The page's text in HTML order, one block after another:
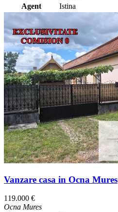
Agent
Istina
Vanzare casa in Ocna Mures
119.000 €
Ocna Mures